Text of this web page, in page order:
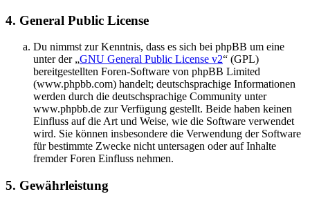
4. General Public License
Du nimmst zur Kenntnis, dass es sich bei phpBB um eine
unter der „GNU General Public License v2“ (GPL)
bereitgestellten Foren-Software von phpBB Limited
(www.phpbb.com) handelt; deutschsprachige Informationen
werden durch die deutschsprachige Community unter
www.phpbb.de zur Verfügung gestellt. Beide haben keinen
Einfluss auf die Art und Weise, wie die Software verwendet
wird. Sie können insbesondere die Verwendung der Software
für bestimmte Zwecke nicht untersagen oder auf Inhalte
fremder Foren Einfluss nehmen.
5. Gewährleistung